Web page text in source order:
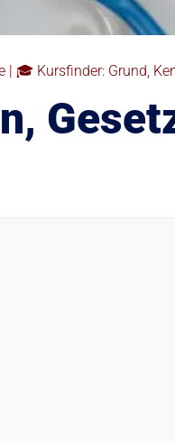
| 🎓 Kursfinder: Grund,